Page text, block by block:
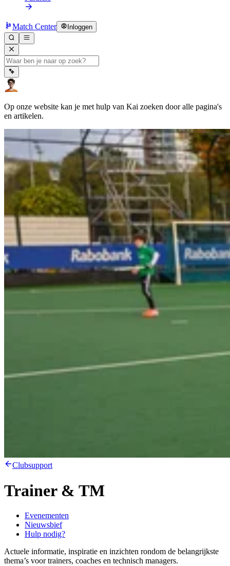
Match Center Inloggen
Op onze website kan je met hulp van Kai zoeken door alle pagina's
en artikelen.
Clubsupport
Trainer & TM
Evenementen
Nieuwsbief
Hulp nodig?
Actuele informatie, inspiratie en inzichten rondom de belangrijkste
thema’s voor trainers, coaches en technisch managers.